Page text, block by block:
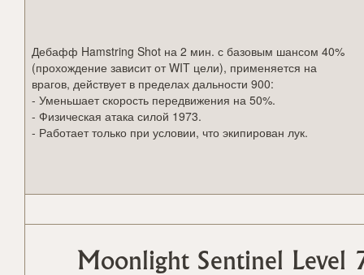
Дебафф Hamstring Shot на 2 мин. с базовым шансом 40%
(прохождение зависит от WIT цели), применяется на
врагов, действует в пределах дальности 900:
- Уменьшает скорость передвижения на 50%.
- Физическая атака силой 1973.
- Работает только при условии, что экипирован лук.
Moonlight Sentinel Level